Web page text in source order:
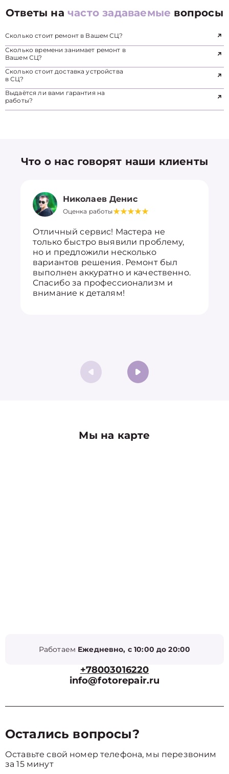
Ответы начасто задаваемые вопросы
Сколько стоит ремонт в Вашем СЦ?
Сколько времени занимает ремонт в
Вашем СЦ?
Сколько стоит доставка устройства
в СЦ?
Выдаётся ли вами гарантия на
работы?
Что о нас говорят наши клиенты
Николаев Денис
Оценка работы
Отличный сервис! Мастера не
только быстро выявили проблему,
но и предложили несколько
вариантов решения. Ремонт был
выполнен аккуратно и качественно.
Спасибо за профессионализм и
внимание к деталям!
Мы на карте
Работаем Ежедневно, с 10:00 до 20:00
+78003016220
info@fotorepair.ru
Остались вопросы?
Оставьте свой номер телефона, мы перезвоним
за 15 минут